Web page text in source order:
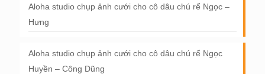
Aloha studio chụp ảnh cưới cho cô dâu chú rể Ngọc –
Hưng
Aloha studio chụp ảnh cưới cho cô dâu chú rể Ngọc
Huyền – Công Dũng